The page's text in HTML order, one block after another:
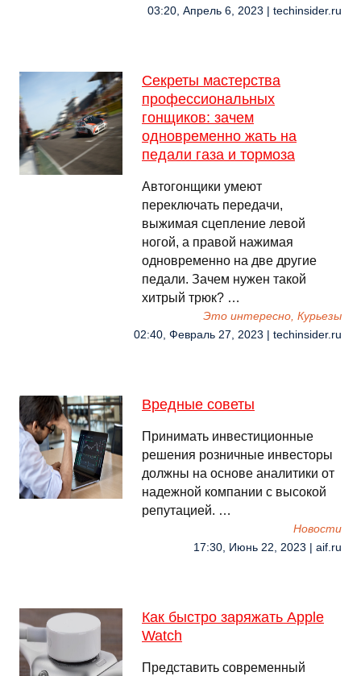
03:20, Апрель 6, 2023 | techinsider.ru
Секреты мастерства
профессиональных
гонщиков: зачем
одновременно жать на
педали газа и тормоза
Автогонщики умеют
переключать передачи,
выжимая сцепление левой
ногой, а правой нажимая
одновременно на две другие
педали. Зачем нужен такой
хитрый трюк? …
Это интересно, Курьезы
02:40, Февраль 27, 2023 | techinsider.ru
Вредные советы
Принимать инвестиционные
решения розничные инвесторы
должны на основе аналитики от
надежной компании с высокой
репутацией. …
Новости
17:30, Июнь 22, 2023 | aif.ru
Как быстро заряжать Apple
Watch
Представить современный